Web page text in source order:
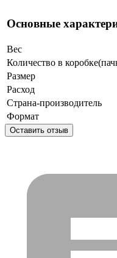
Основные
Вес
Количество в
Размер
Расход
Страна-производитель
Формат
Оставить отзыв